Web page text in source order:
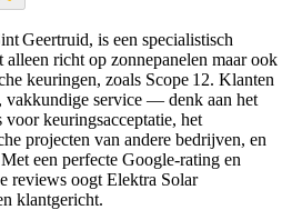
Geertruid, is een specialistisch
richt op zonnepanelen maar ook
keuringen, zoals Scope 12. Klanten
vakkundige service — denk aan het
keuringsacceptatie, het
projecten van andere bedrijven, en
een perfecte Google-rating en
reviews oogt Elektra Solar
klantgericht.